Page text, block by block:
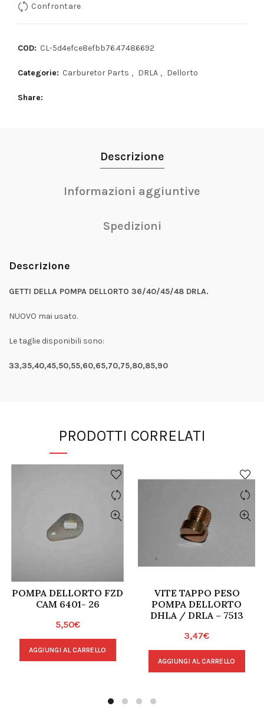
Confrontare
COD: CL-5d4efce8efbb76.47486692
Categorie: Carburetor Parts , DRLA , Dellorto
Share
Descrizione
Informazioni aggiuntive
Spedizioni
Descrizione
GETTI DELLA POMPA DELLORTO 36/40/45/48 DRLA.
NUOVO mai usato.
Le taglie disponibili sono:
33,35,40,45,50,55,60,65,70,75,80,85,90
PRODOTTI CORRELATI
POMPA DELLORTO FZD
CAM 6401- 26
5,50€
AGGIUNGI AL CARRELLO
VITE TAPPO PESO
POMPA DELLORTO
DHLA / DRLA – 7513
3,47€
AGGIUNGI AL CARRELLO